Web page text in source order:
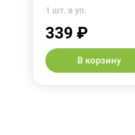
1 шт. в уп.
339 ₽
В корзину